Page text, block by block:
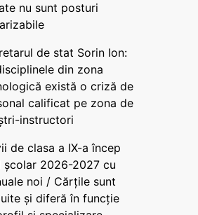
nu sunt posturi
de stat Sorin Ion:
din zona
există o criză de
calificat pe zona de
instructori
de clasa a IX-a încep
școlar 2026-2027 cu
noi / Cărțile sunt
și diferă în funcție